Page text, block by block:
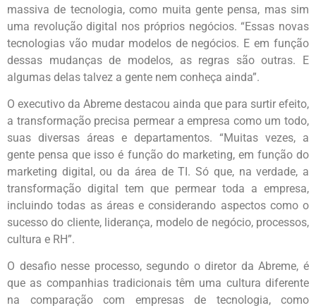
massiva de tecnologia, como muita gente pensa, mas sim
uma revolução digital nos próprios negócios. “Essas novas
tecnologias vão mudar modelos de negócios. E em função
dessas mudanças de modelos, as regras são outras. E
algumas delas talvez a gente nem conheça ainda”.
O executivo da Abreme destacou ainda que para surtir efeito,
a transformação precisa permear a empresa como um todo,
suas diversas áreas e departamentos. “Muitas vezes, a
gente pensa que isso é função do marketing, em função do
marketing digital, ou da área de TI. Só que, na verdade, a
transformação digital tem que permear toda a empresa,
incluindo todas as áreas e considerando aspectos como o
sucesso do cliente, liderança, modelo de negócio, processos,
cultura e RH”.
O desafio nesse processo, segundo o diretor da Abreme, é
que as companhias tradicionais têm uma cultura diferente
na comparação com empresas de tecnologia, como